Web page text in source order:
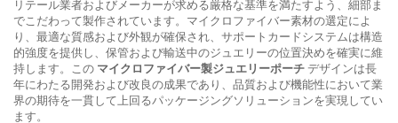
リテール業者およびメーカーが求める厳格な基準を満たすよう、細部ま
でこだわって製作されています。マイクロファイバー素材の選定によ
り、最適な質感および外観が確保され、サポートカードシステムは構造
的強度を提供し、保管および輸送中のジュエリーの位置決めを確実に維
持します。この マイクロファイバー製ジュエリーポーチデザインは長
年にわたる開発および改良の成果であり、品質および機能性において業
界の期待を一貫して上回るパッケージングソリューションを実現してい
ます。